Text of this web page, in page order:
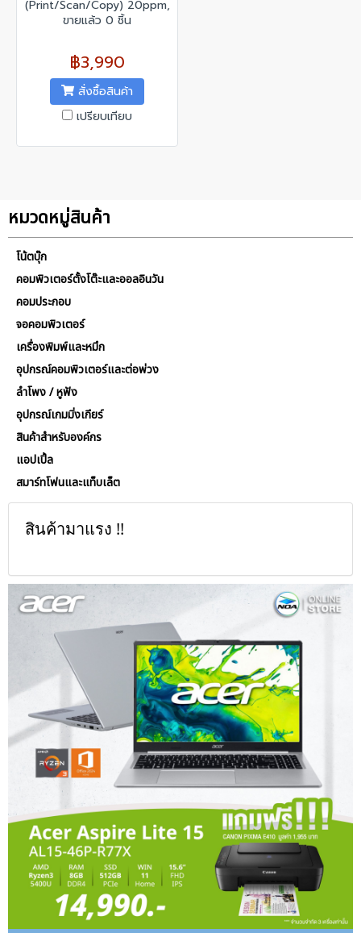
(Print/Scan/Copy) 20ppm,
2400x600 dpi, 16MB, 150
ขายแล้ว 0 ชิ้น
฿3,990
สั่งซื้อสินค้า
เปรียบเทียบ
หมวดหมู่สินค้า
โน้ตบุ๊ก
คอมพิวเตอร์ตั้งโต๊ะและออลอินวัน
คอมประกอบ
จอคอมพิวเตอร์
เครื่องพิมพ์และหมึก
อุปกรณ์คอมพิวเตอร์และต่อพ่วง
ลำโพง / หูฟัง
อุปกรณ์เกมมิ่งเกียร์
สินค้าสำหรับองค์กร
แอปเปิ้ล
สมาร์ทโฟนและแท็บเล็ต
สินค้ามาแรง !!